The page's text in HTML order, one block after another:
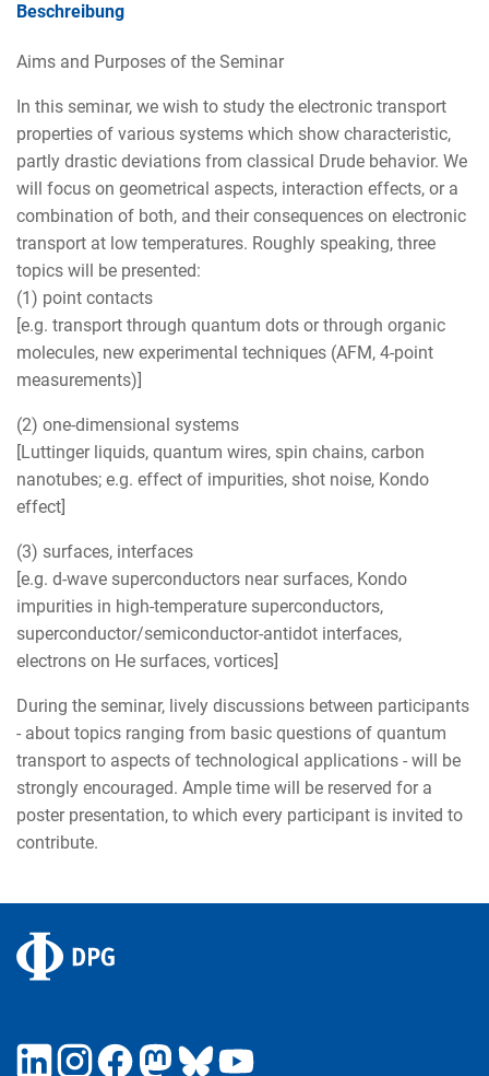
Beschreibung
Aims and Purposes of the Seminar
In this seminar, we wish to study the electronic transport
properties of various systems which show characteristic,
partly drastic deviations from classical Drude behavior. We
will focus on geometrical aspects, interaction effects, or a
combination of both, and their consequences on electronic
transport at low temperatures. Roughly speaking, three
topics will be presented:
(1) point contacts
[e.g. transport through quantum dots or through organic
molecules, new experimental techniques (AFM, 4-point
measurements)]
(2) one-dimensional systems
[Luttinger liquids, quantum wires, spin chains, carbon
nanotubes; e.g. effect of impurities, shot noise, Kondo
effect]
(3) surfaces, interfaces
[e.g. d-wave superconductors near surfaces, Kondo
impurities in high-temperature superconductors,
superconductor/semiconductor-antidot interfaces,
electrons on He surfaces, vortices]
During the seminar, lively discussions between participants
- about topics ranging from basic questions of quantum
transport to aspects of technological applications - will be
strongly encouraged. Ample time will be reserved for a
poster presentation, to which every participant is invited to
contribute.